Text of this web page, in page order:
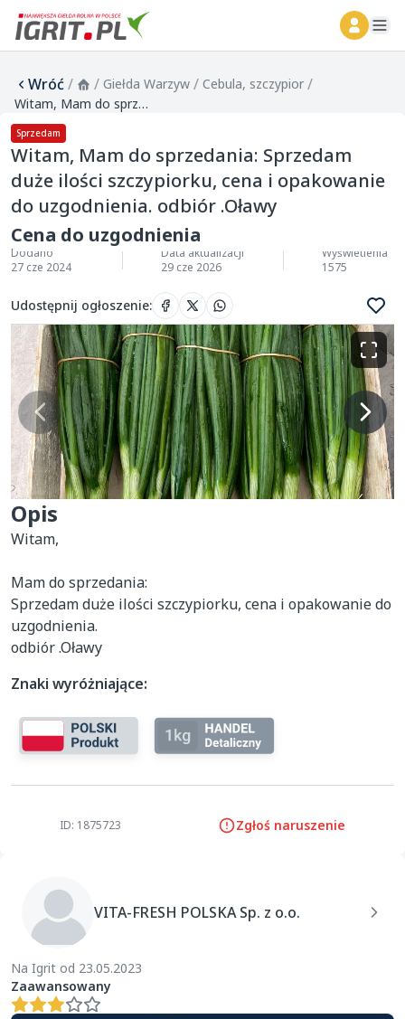
Wróć/ / Giełda Warzyw / Cebula, szczypior /
Witam, Mam do sprzedania: Sprzedam duże ilości szczypiorku, cena i opakowanie do uzgodnienia. odbiór .Oławy
Sprzedam
Witam, Mam do sprzedania: Sprzedam
duże ilości szczypiorku, cena i opakowanie
do uzgodnienia. odbiór .Oławy
Cena do uzgodnienia
Dodano
27 cze 2024
Data aktualizacji
29 cze 2026
Wyświetlenia
1575
Udostępnij ogłoszenie:
Opis
Witam,
Mam do sprzedania:
Sprzedam duże ilości szczypiorku, cena i opakowanie do
uzgodnienia.
odbiór .Oławy
Znaki wyróżniające:
ID: 1875723 Zgłoś naruszenie
VITA-FRESH POLSKA Sp. z o.o.
Na Igrit od 23.05.2023
Zaawansowany